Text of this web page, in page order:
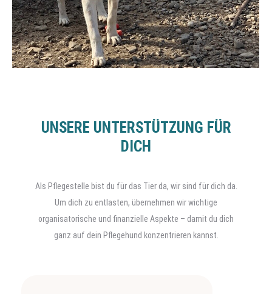
UNSERE UNTERSTÜTZUNG FÜR
DICH
Als Pflegestelle bist du für das Tier da, wir sind für dich da.
Um dich zu entlasten, übernehmen wir wichtige
organisatorische und finanzielle Aspekte – damit du dich
ganz auf dein Pflegehund konzentrieren kannst.